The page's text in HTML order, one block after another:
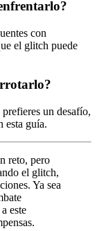
con
el glitch puede
un desafío,
esta guía.
reto, pero
el glitch,
Ya sea
este